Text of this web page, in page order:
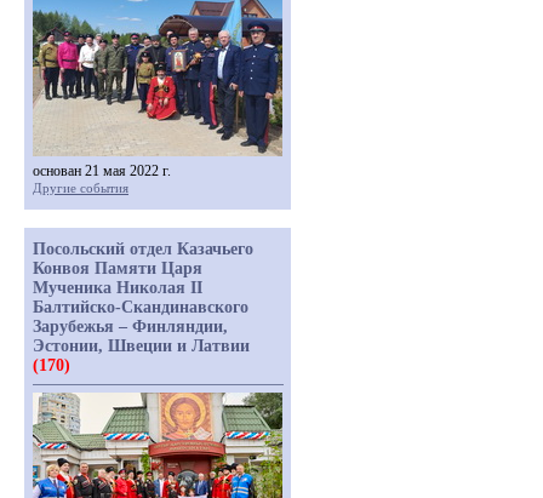
основан 21 мая 2022 г.
Другие события
Посольский отдел Казачьего
Конвоя Памяти Царя
Мученика Николая II
Балтийско-Скандинавского
Зарубежья – Финляндии,
Эстонии, Швеции и Латвии
(170)